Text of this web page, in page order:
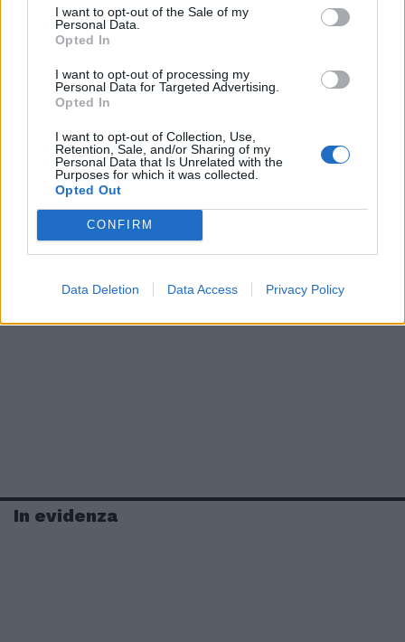
I want to opt-out of the Sale of my
Personal Data.
Opted In
I want to opt-out of processing my
Personal Data for Targeted Advertising.
Opted In
I want to opt-out of Collection, Use,
Retention, Sale, and/or Sharing of my
Personal Data that Is Unrelated with the
Purposes for which it was collected.
Opted Out
CONFIRM
Data Deletion Data Access Privacy Policy
In evidenza